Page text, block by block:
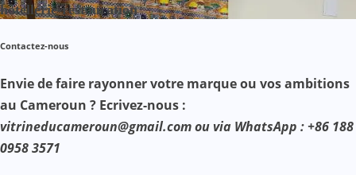
hôtellerie-restauration
Contactez-nous
Envie de faire rayonner votre marque ou vos ambitions
au Cameroun ? Ecrivez-nous :
vitrineducameroun@gmail.com ou via WhatsApp : +86 188
0958 3571